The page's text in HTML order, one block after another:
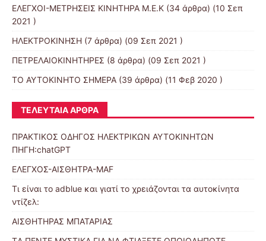
ΕΛΕΓΧΟΙ-ΜΕΤΡΗΣΕΙΣ ΚΙΝΗΤΗΡΑ Μ.Ε.Κ (34 άρθρα) (10 Σεπ
2021 )
ΗΛΕΚΤΡΟΚΙΝΗΣΗ (7 άρθρα) (09 Σεπ 2021 )
ΠΕΤΡΕΛΑΙΟΚΙΝΗΤΗΡΕΣ (8 άρθρα) (09 Σεπ 2021 )
ΤΟ ΑΥΤΟΚΙΝΗΤΟ ΣΗΜΕΡΑ (39 άρθρα) (11 Φεβ 2020 )
ΤΕΛΕΥΤΑΊΑ ΆΡΘΡΑ
ΠΡΑΚΤΙΚΟΣ ΟΔΗΓΟΣ ΗΛΕΚΤΡΙΚΩΝ ΑΥΤΟΚΙΝΗΤΩΝ
ΠΗΓΗ:chatGPT
ΕΛΕΓΧΟΣ-ΑΙΣΘΗΤΡΑ-MAF
Τι είναι το adblue και γιατί το χρειάζονται τα αυτοκίνητα
ντίζελ:
ΑΙΣΘΗΤΗΡΑΣ ΜΠΑΤΑΡΙΑΣ